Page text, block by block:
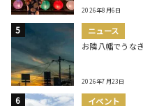
2026年8月6日
ニュース
お隣八幡でうな
2026年7月23日
イベント